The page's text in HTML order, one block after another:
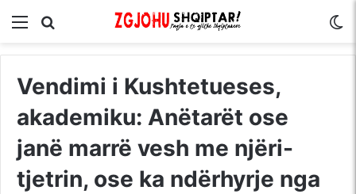
Menu
Vendimi i Kushtetueses,
akademiku: Anëtarët ose
janë marrë vesh me njëri-
tjetrin, ose ka ndërhyrje nga